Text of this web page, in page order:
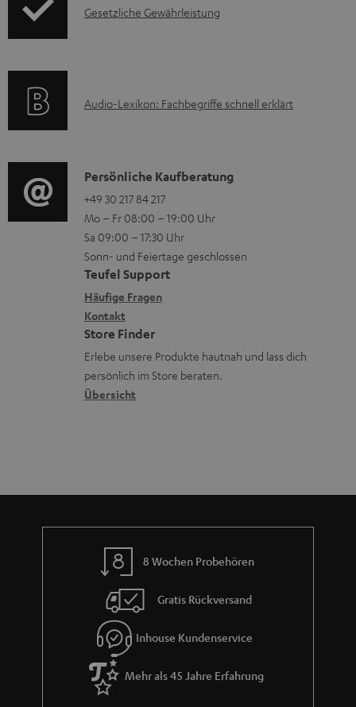
n
l
e
n
A
r
i
e
n
z
u
m
V
e
r
s
a
I
r
t
i
o
n
e
n
z
u
r
G
n
Gesetzliche Gewährleistung
A
i
o
-
L
e
x
i
k
o
n
Audio-Lexikon: Fachbegriffe schnell erklärt
K
o
n
t
a
k
t
d
a
t
Persönliche Kaufberatung
+49 30 217 84 217
Mo – Fr 08:00 – 19:00 Uhr
Sa 09:00 – 17:30 Uhr
Sonn- und Feiertage geschlossen
Teufel Support
Häufige Fragen
Kontakt
Store Finder
Erlebe unsere Produkte hautnah und lass dich
persönlich im Store beraten.
Übersicht
8 Wochen Probehören
Gratis Rückversand
Inhouse Kundenservice
Mehr als 45 Jahre Erfahrung